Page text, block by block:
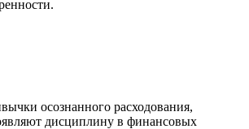
осознанного расходования,
дисциплину в финансовых